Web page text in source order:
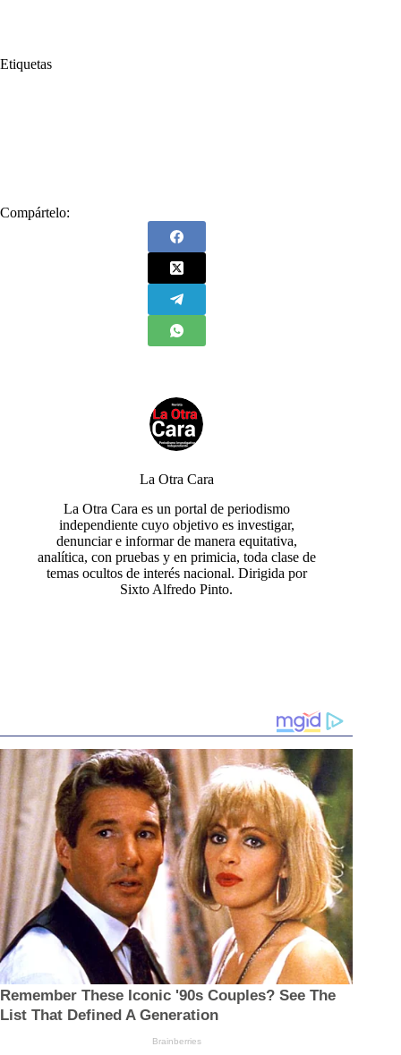
Etiquetas
Compártelo:
La Otra Cara
La Otra Cara es un portal de periodismo
independiente cuyo objetivo es investigar,
denunciar e informar de manera equitativa,
analítica, con pruebas y en primicia, toda clase de
temas ocultos de interés nacional. Dirigida por
Sixto Alfredo Pinto.